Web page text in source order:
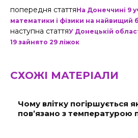
попередня статтяНа Донеччині 9
математики і фізики на найвищий
наступна статтяУ Донецькій
19 зайнято 29 ліжок
СХОЖІ МАТЕРІАЛИ
Чому влітку погіршується
пов’язано з температурою